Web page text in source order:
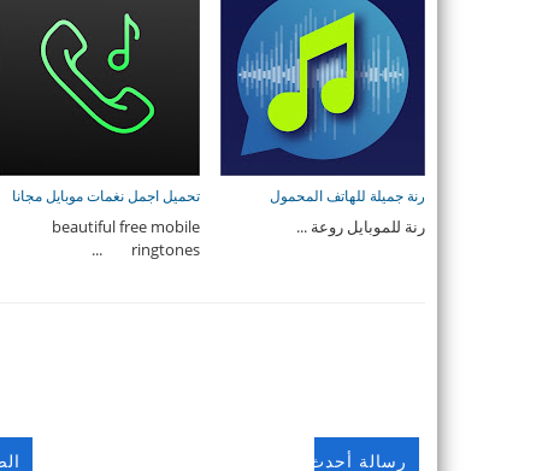
رنة جميلة للهاتف المحمول
رنة للموبايل روعة ...
تحميل اجمل نغمات موبايل مجانا
beautiful free mobile
ringtones ...
رسالة أحدث